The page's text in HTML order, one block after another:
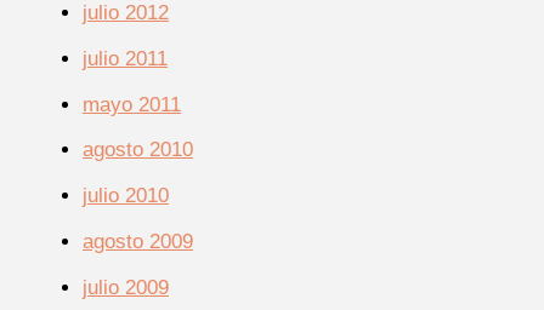
julio 2012
julio 2011
mayo 2011
agosto 2010
julio 2010
agosto 2009
julio 2009